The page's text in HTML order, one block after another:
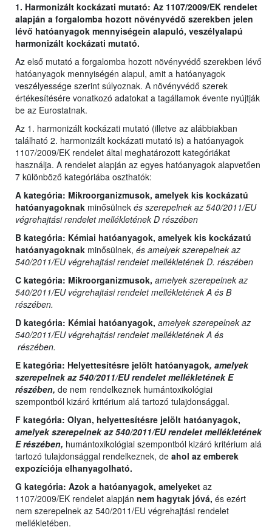
1. Harmonizált kockázati mutató: Az 1107/2009/EK rendelet
alapján a forgalomba hozott növényvédő szerekben jelen
lévő hatóanyagok mennyiségein alapuló, veszélyalapú
harmonizált kockázati mutató.
Az első mutató a forgalomba hozott növényvédő szerekben lévő
hatóanyagok mennyiségén alapul, amit a hatóanyagok
veszélyessége szerint súlyoznak. A növényvédő szerek
értékesítésére vonatkozó adatokat a tagállamok évente nyújtják
be az Eurostatnak.
Az 1. harmonizált kockázati mutató (illetve az alábbiakban
található 2. harmonizált kockázati mutató is) a hatóanyagok
1107/2009/EK rendelet által meghatározott kategóriákat
használja. A rendelet alapján az egyes hatóanyagok alapvetően
7 különböző kategóriába oszthatók:
A kategória: Mikroorganizmusok, amelyek kis kockázatú
hatóanyagoknak minősülnek és szerepelnek az 540/2011/EU
végrehajtási rendelet mellékletének D részében
B kategória: Kémiai hatóanyagok, amelyek kis kockázatú
hatóanyagoknak minősülnek, és amelyek szerepelnek az
540/2011/EU végrehajtási rendelet mellékletének D. részében
C kategória: Mikroorganizmusok, amelyek szerepelnek az
540/2011/EU végrehajtási rendelet mellékletének A és B
részében.
D kategória: Kémiai hatóanyagok, amelyek szerepelnek az
540/2011/EU végrehajtási rendelet mellékletének A és
részében.
E kategória: Helyettesítésre jelölt hatóanyagok, amelyek
szerepelnek az 540/2011/EU rendelet mellékletének E
részében, de nem rendelkeznek humántoxikológiai
szempontból kizáró kritérium alá tartozó tulajdonsággal.
F kategória: Olyan, helyettesítésre jelölt hatóanyagok,
amelyek szerepelnek az 540/2011/EU rendelet mellékletének
E részében, humántoxikológiai szempontból kizáró kritérium alá
tartozó tulajdonsággal rendelkeznek, de ahol az emberek
expozíciója elhanyagolható.
G kategória: Azok a hatóanyagok, amelyeket az
1107/2009/EK rendelet alapján nem hagytak jóvá, és ezért
nem szerepelnek az 540/2011/EU végrehajtási rendelet
mellékletében.